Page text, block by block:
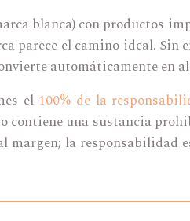
blanca) con productos
el camino ideal. Sin
automáticamente en
el 100% de la
una sustancia
la responsabilidad